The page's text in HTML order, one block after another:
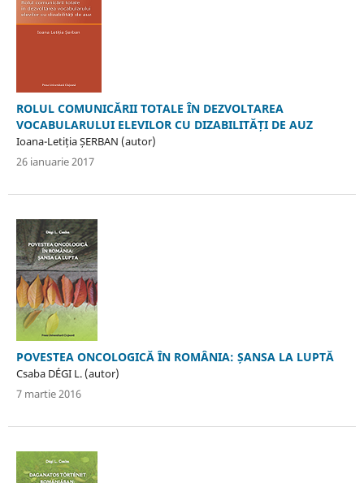
ROLUL COMUNICĂRII TOTALE ÎN DEZVOLTAREA
VOCABULARULUI ELEVILOR CU DIZABILITĂȚI DE AUZ
Ioana-Letiția ȘERBAN (autor)
26 ianuarie 2017
POVESTEA ONCOLOGICĂ ÎN ROMÂNIA: ȘANSA LA LUPTĂ
Csaba DÉGI L. (autor)
7 martie 2016